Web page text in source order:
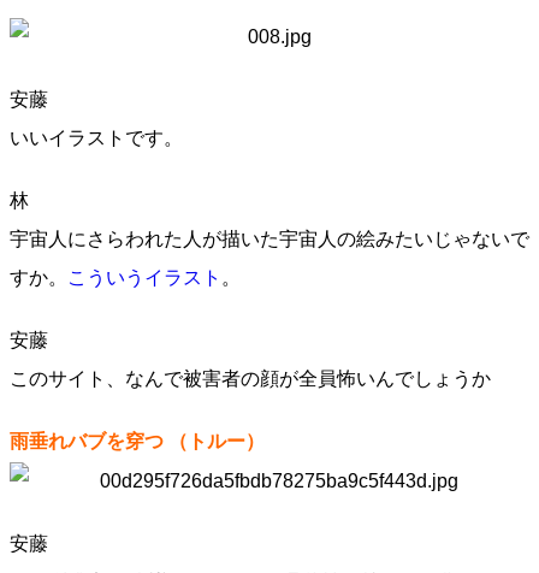
安藤
いいイラストです。
林
宇宙人にさらわれた人が描いた宇宙人の絵みたいじゃないで
すか。
こういうイラスト 。
安藤
このサイト、なんで被害者の顔が全員怖いんでしょうか
雨垂れバブを穿つ （トルー）
安藤